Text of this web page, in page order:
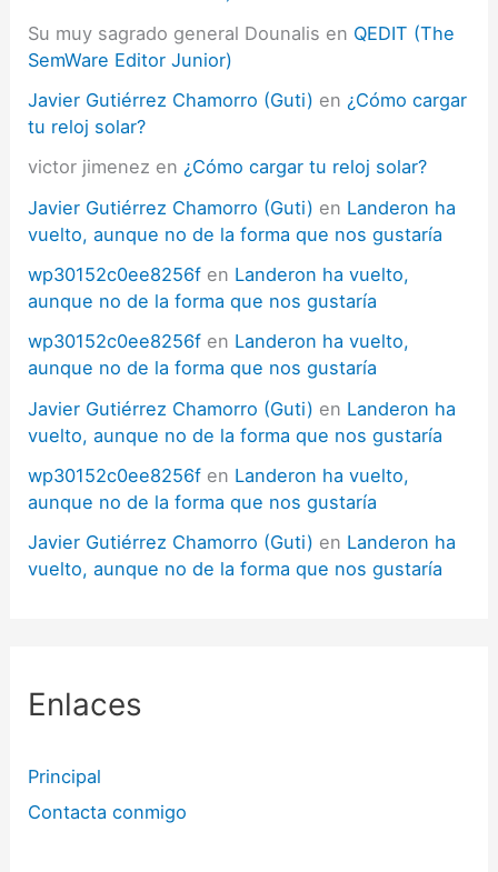
Su muy sagrado general Dounalis en QEDIT (The
SemWare Editor Junior)
Javier Gutiérrez Chamorro (Guti) en ¿Cómo cargar
tu reloj solar?
victor jimenez en ¿Cómo cargar tu reloj solar?
Javier Gutiérrez Chamorro (Guti) en Landeron ha
vuelto, aunque no de la forma que nos gustaría
wp30152c0ee8256f en Landeron ha vuelto,
aunque no de la forma que nos gustaría
wp30152c0ee8256f en Landeron ha vuelto,
aunque no de la forma que nos gustaría
Javier Gutiérrez Chamorro (Guti) en Landeron ha
vuelto, aunque no de la forma que nos gustaría
wp30152c0ee8256f en Landeron ha vuelto,
aunque no de la forma que nos gustaría
Javier Gutiérrez Chamorro (Guti) en Landeron ha
vuelto, aunque no de la forma que nos gustaría
Enlaces
Principal
Contacta conmigo